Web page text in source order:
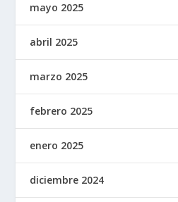
mayo 2025
abril 2025
marzo 2025
febrero 2025
enero 2025
diciembre 2024